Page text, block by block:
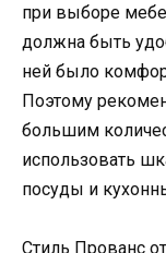
при выборе
должна быть
ней было
Поэтому
большим
использовать
посуды и
Стиль Прованс